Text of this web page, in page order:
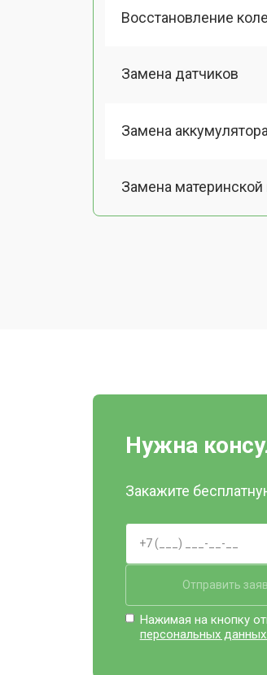
Восстановление
Замена датчиков
Замена аккумулятора
Замена материнской
Нужна
Закажите
Отправить
Нажимая на кнопку
персональных данных.